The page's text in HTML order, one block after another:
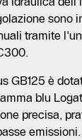
sono
tramite
GB125 è
blu
precisa,